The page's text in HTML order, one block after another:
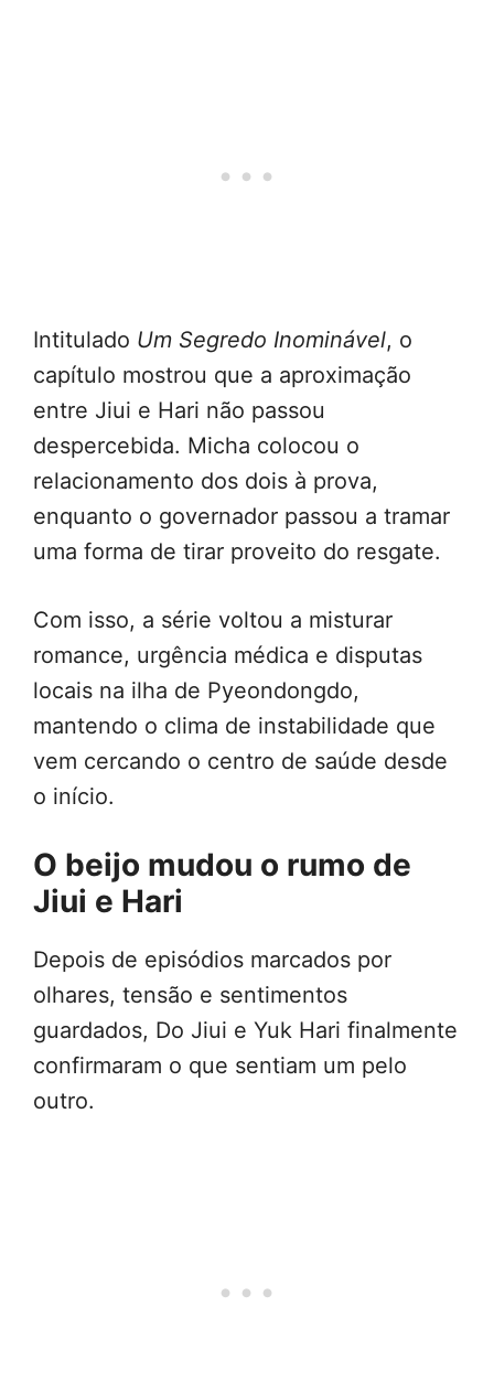
Intitulado Um Segredo Inominável, o
capítulo mostrou que a aproximação
entre Jiui e Hari não passou
despercebida. Micha colocou o
relacionamento dos dois à prova,
enquanto o governador passou a tramar
uma forma de tirar proveito do resgate.
Com isso, a série voltou a misturar
romance, urgência médica e disputas
locais na ilha de Pyeondongdo,
mantendo o clima de instabilidade que
vem cercando o centro de saúde desde
o início.
O beijo mudou o rumo de
Jiui e Hari
Depois de episódios marcados por
olhares, tensão e sentimentos
guardados, Do Jiui e Yuk Hari finalmente
confirmaram o que sentiam um pelo
outro.